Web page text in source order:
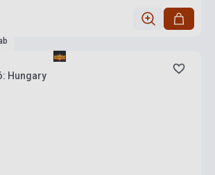
Hungary